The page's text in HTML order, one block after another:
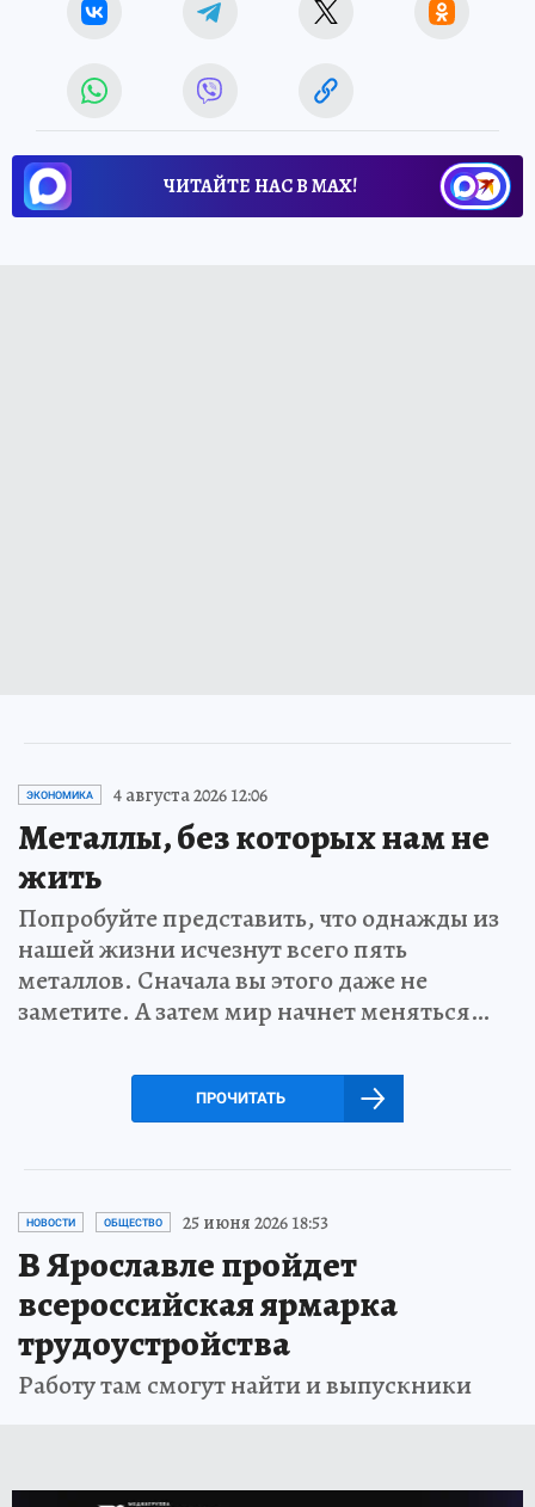
ЧИТАЙТЕ НАС В МАХ!
ЭКОНОМИКА 4 августа 2026 12:06
Металлы, без которых нам не
жить
Попробуйте представить, что однажды из
нашей жизни исчезнут всего пять
металлов. Сначала вы этого даже не
заметите. А затем мир начнет меняться…
ПРОЧИТАТЬ
НОВОСТИ ОБЩЕСТВО 25 июня 2026 18:53
В Ярославле пройдет
всероссийская ярмарка
трудоустройства
Работу там смогут найти и выпускники